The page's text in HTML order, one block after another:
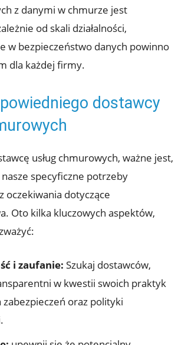
z danymi w chmurze jest
od skali działalności,
w bezpieczeństwo ⁣danych‌ powinno
dla każdej firmy.
dostawcy
usług chmurowych, ważne jest,⁣
specyficzne potrzeby
⁤oczekiwania dotyczące
Oto kilka kluczowych aspektów,‌
i zaufanie: Szukaj dostawców,
⁢w kwestii swoich praktyk
zabezpieczeń oraz polityki